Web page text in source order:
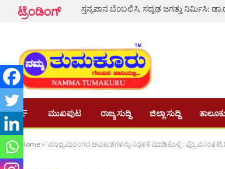
ಟ್ರೆಂಡಿಂಗ್ ಸ್ತನ್ಯಪಾನ ಬೆಂಬಲಿಸಿ, ಸದೃಢ ಜಗತ್ತು ನಿರ್ಮಿಸಿ:
ಮುಖಪುಟ ರಾಜ್ಯ ಸುದ್ದಿ ಜಿಲ್ಲಾ ಸುದ್ದಿ
Home » ‘ಮಾಧ್ಯಮರಂಗದ ಅವಕಾಶಗಳನ್ನು ಸದ್ಬಳಕೆ ಮಾಡಿಕೊಳ್ಳಿ’: ಪ್ರೊ.ವಸಂತ